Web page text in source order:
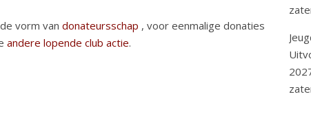
vorm van donateursschap , voor eenmalige donaties
andere lopende club actie.